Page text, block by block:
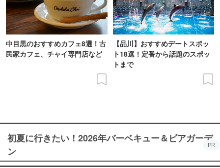
中目黒のおすすめカフェ8選！古
民家カフェ、チャイ専門店など
【品川】おすすめデートスポッ
ト18選！定番から話題のスポッ
トまで
初夏に行きたい！2026年バーベキュー＆ビアガーデ
ン
PR